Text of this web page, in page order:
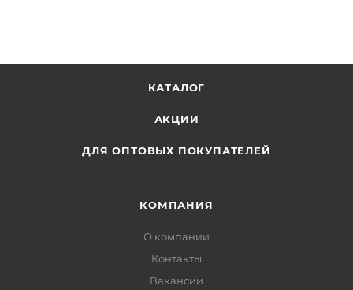
КАТАЛОГ
АКЦИИ
ДЛЯ ОПТОВЫХ ПОКУПАТЕЛЕЙ
КОМПАНИЯ
О компании
Контакты
Вакансии